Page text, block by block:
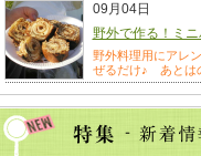
09月04日
野外で作る！ミ
野外料理用にアレ
ぜるだけ♪ あとは